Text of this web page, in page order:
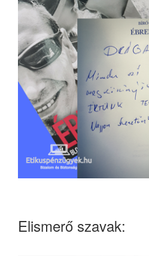
Elismerő szavak: